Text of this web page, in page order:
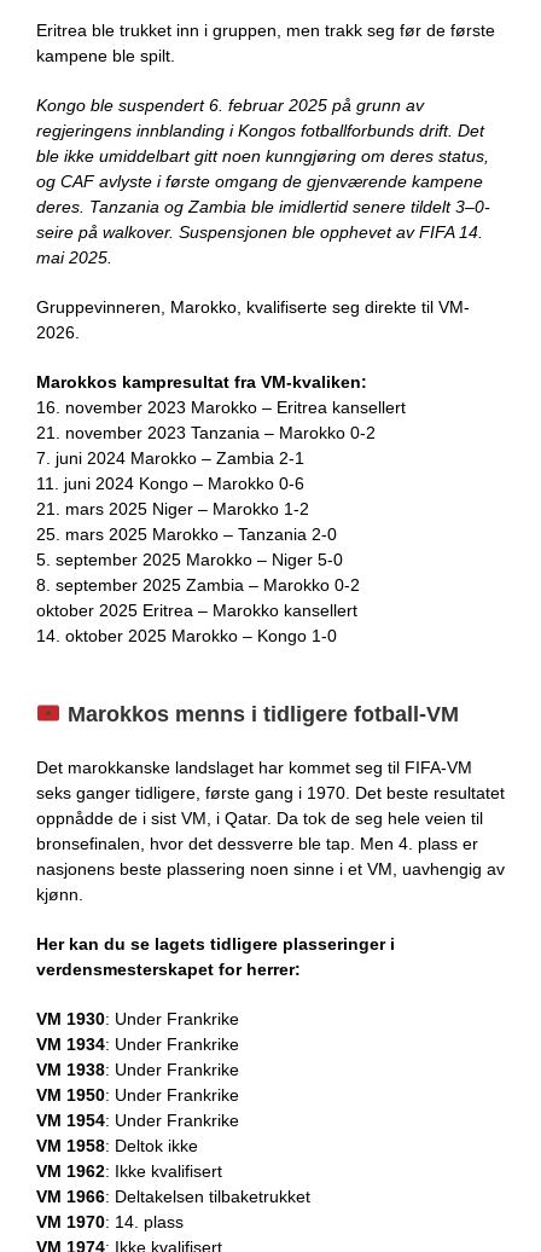
Eritrea ble trukket inn i gruppen, men trakk seg før de første
kampene ble spilt.
Kongo ble suspendert 6. februar 2025 på grunn av
regjeringens innblanding i Kongos fotballforbunds drift. Det
ble ikke umiddelbart gitt noen kunngjøring om deres status,
og CAF avlyste i første omgang de gjenværende kampene
deres. Tanzania og Zambia ble imidlertid senere tildelt 3–0-
seire på walkover. Suspensjonen ble opphevet av FIFA 14.
mai 2025.
Gruppevinneren, Marokko, kvalifiserte seg direkte til VM-
2026.
Marokkos kampresultat fra VM-kvaliken:
16. november 2023 Marokko – Eritrea kansellert
21. november 2023 Tanzania – Marokko 0-2
7. juni 2024 Marokko – Zambia 2-1
11. juni 2024 Kongo – Marokko 0-6
21. mars 2025 Niger – Marokko 1-2
25. mars 2025 Marokko – Tanzania 2-0
5. september 2025 Marokko – Niger 5-0
8. september 2025 Zambia – Marokko 0-2
oktober 2025 Eritrea – Marokko kansellert
14. oktober 2025 Marokko – Kongo 1-0
Marokkos menns i tidligere fotball-VM
Det marokkanske landslaget har kommet seg til FIFA-VM
seks ganger tidligere, første gang i 1970. Det beste resultatet
oppnådde de i sist VM, i Qatar. Da tok de seg hele veien til
bronsefinalen, hvor det dessverre ble tap. Men 4. plass er
nasjonens beste plassering noen sinne i et VM, uavhengig av
kjønn.
Her kan du se lagets tidligere plasseringer i
verdensmesterskapet for herrer:
VM 1930: Under Frankrike
VM 1934: Under Frankrike
VM 1938: Under Frankrike
VM 1950: Under Frankrike
VM 1954: Under Frankrike
VM 1958: Deltok ikke
VM 1962: Ikke kvalifisert
VM 1966: Deltakelsen tilbaketrukket
VM 1970: 14. plass
VM 1974: Ikke kvalifisert